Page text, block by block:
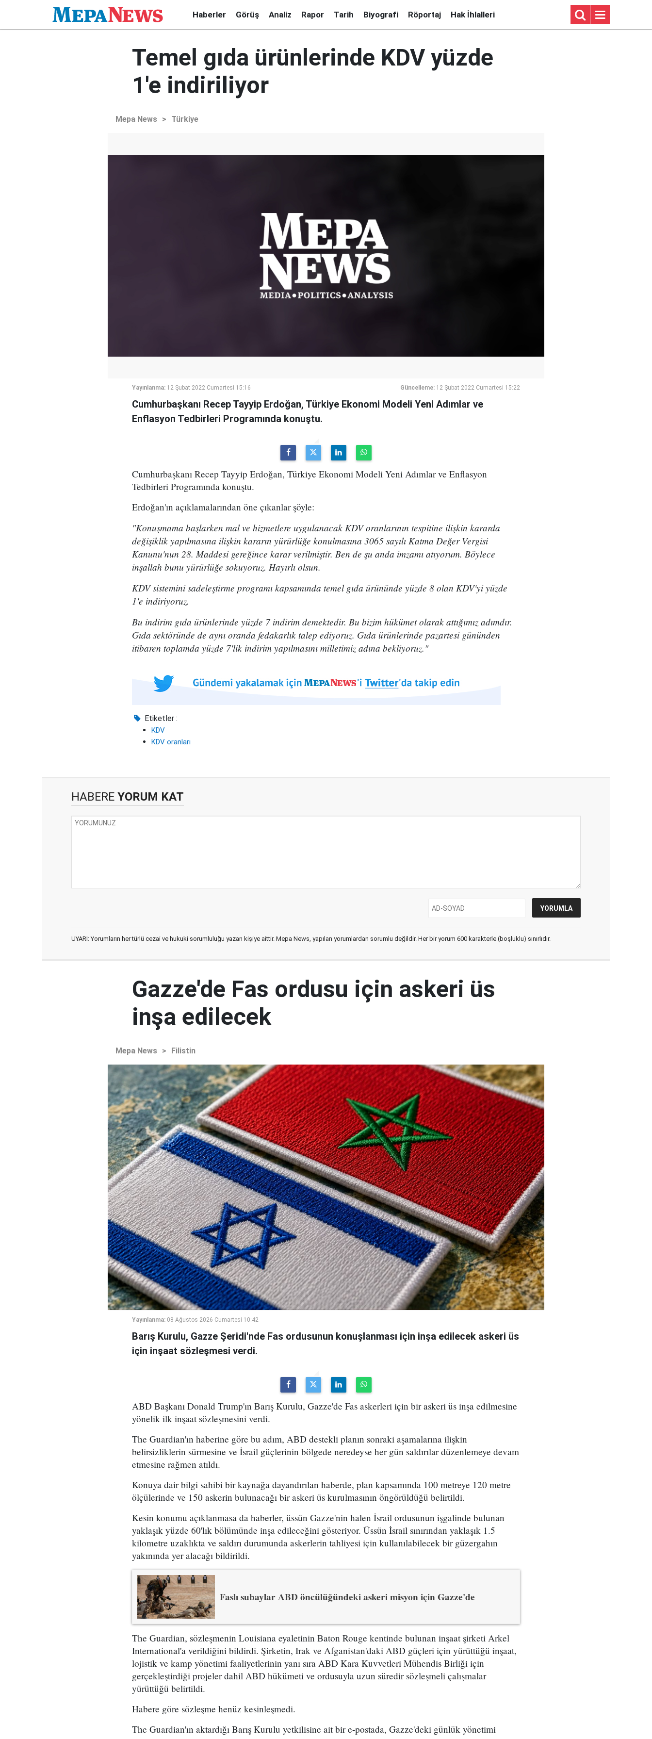
Haberler Görüş Analiz Rapor Tarih Biyografi Röportaj Hak İhlalleri
Temel gıda ürünlerinde KDV yüzde
1'e indiriliyor
Mepa News > Türkiye
Yayınlanma: 12 Şubat 2022 Cumartesi 15:16 Güncelleme: 12 Şubat 2022 Cumartesi 15:22
Cumhurbaşkanı Recep Tayyip Erdoğan, Türkiye Ekonomi Modeli Yeni Adımlar ve
Enflasyon Tedbirleri Programında konuştu.
Cumhurbaşkanı Recep Tayyip Erdoğan, Türkiye Ekonomi Modeli Yeni Adımlar ve Enflasyon
Tedbirleri Programında konuştu.
Erdoğan'ın açıklamalarından öne çıkanlar şöyle:
"Konuşmama başlarken mal ve hizmetlere uygulanacak KDV oranlarının tespitine ilişkin kararda
değişiklik yapılmasına ilişkin kararın yürürlüğe konulmasına 3065 sayılı Katma Değer Vergisi
Kanunu'nun 28. Maddesi gereğince karar verilmiştir. Ben de şu anda imzamı atıyorum. Böylece
inşallah bunu yürürlüğe sokuyoruz. Hayırlı olsun.
KDV sistemini sadeleştirme programı kapsamında temel gıda ürününde yüzde 8 olan KDV'yi yüzde
1'e indiriyoruz.
Bu indirim gıda ürünlerinde yüzde 7 indirim demektedir. Bu bizim hükümet olarak attığımız adımdır.
Gıda sektöründe de aynı oranda fedakarlık talep ediyoruz. Gıda ürünlerinde pazartesi gününden
itibaren toplamda yüzde 7'lik indirim yapılmasını milletimiz adına bekliyoruz."
Etiketler :
KDV
KDV oranları
HABERE YORUM KAT
UYARI: Yorumların her türlü cezai ve hukuki sorumluluğu yazan kişiye aittir. Mepa News, yapılan yorumlardan sorumlu değildir. Her bir yorum 600 karakterle (boşluklu) sınırlıdır.
Gazze'de Fas ordusu için askeri üs
inşa edilecek
Mepa News > Filistin
Yayınlanma: 08 Ağustos 2026 Cumartesi 10:42
Barış Kurulu, Gazze Şeridi'nde Fas ordusunun konuşlanması için inşa edilecek askeri üs
için inşaat sözleşmesi verdi.
ABD Başkanı Donald Trump'ın Barış Kurulu, Gazze'de Fas askerleri için bir askeri üs inşa edilmesine
yönelik ilk inşaat sözleşmesini verdi.
The Guardian'ın haberine göre bu adım, ABD destekli planın sonraki aşamalarına ilişkin
belirsizliklerin sürmesine ve İsrail güçlerinin bölgede neredeyse her gün saldırılar düzenlemeye devam
etmesine rağmen atıldı.
Konuya dair bilgi sahibi bir kaynağa dayandırılan haberde, plan kapsamında 100 metreye 120 metre
ölçülerinde ve 150 askerin bulunacağı bir askeri üs kurulmasının öngörüldüğü belirtildi.
Kesin konumu açıklanmasa da haberler, üssün Gazze'nin halen İsrail ordusunun işgalinde bulunan
yaklaşık yüzde 60'lık bölümünde inşa edileceğini gösteriyor. Üssün İsrail sınırından yaklaşık 1.5
kilometre uzaklıkta ve saldırı durumunda askerlerin tahliyesi için kullanılabilecek bir güzergahın
yakınında yer alacağı bildirildi.
Faslı subaylar ABD öncülüğündeki askeri misyon için Gazze'de
The Guardian, sözleşmenin Louisiana eyaletinin Baton Rouge kentinde bulunan inşaat şirketi Arkel
International'a verildiğini bildirdi. Şirketin, Irak ve Afganistan'daki ABD güçleri için yürüttüğü inşaat,
lojistik ve kamp yönetimi faaliyetlerinin yanı sıra ABD Kara Kuvvetleri Mühendis Birliği için
gerçekleştirdiği projeler dahil ABD hükümeti ve ordusuyla uzun süredir sözleşmeli çalışmalar
yürüttüğü belirtildi.
Habere göre sözleşme henüz kesinleşmedi.
The Guardian'ın aktardığı Barış Kurulu yetkilisine ait bir e-postada, Gazze'deki günlük yönetimi